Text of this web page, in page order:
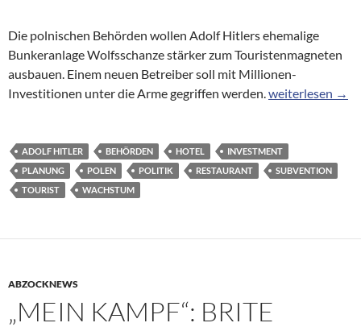
Die polnischen Behörden wollen Adolf Hitlers ehemalige
Bunkeranlage Wolfsschanze stärker zum Touristenmagneten
ausbauen. Einem neuen Betreiber soll mit Millionen-
Investitionen unter die Arme gegriffen werden.Hitlers
weiterlesen →
ADOLF HITLER BEHÖRDEN HOTEL
INVESTMENT
PLANUNG
POLEN POLITIK RESTAURANT
SUBVENTION
TOURIST
WACHSTUM
ABZOCKNEWS
„MEIN KAMPF“: BRITE